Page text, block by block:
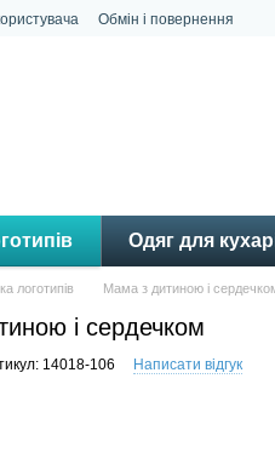
Обмін і повернення
Одяг для
логотипів Мама з дитиною і
і сердечком
14018-106 Написати відгук